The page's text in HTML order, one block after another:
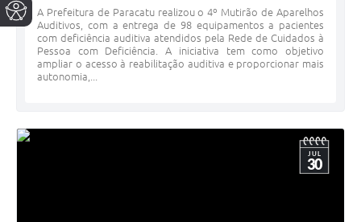
A Prefeitura de Paracatu realizou o 4º Mutirão de Aparelhos
Auditivos, com a entrega de 98 equipamentos a pacientes
com deficiência auditiva atendidos pela Rede de Cuidados à
Pessoa com Deficiência. A iniciativa tem como objetivo
ampliar o acesso à reabilitação auditiva e proporcionar mais
autonomia,...
JUL
30